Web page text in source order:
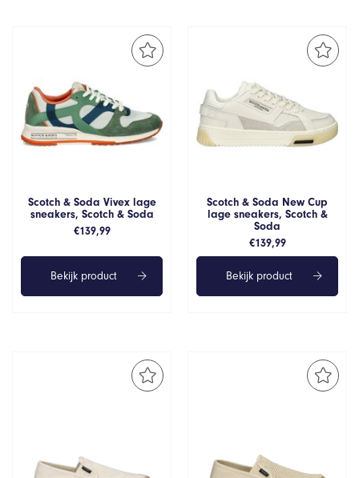
Scotch & Soda Vivex lage
sneakers, Scotch & Soda
€139,99
Bekijk product
Scotch & Soda New Cup
lage sneakers, Scotch &
Soda
€139,99
Bekijk product